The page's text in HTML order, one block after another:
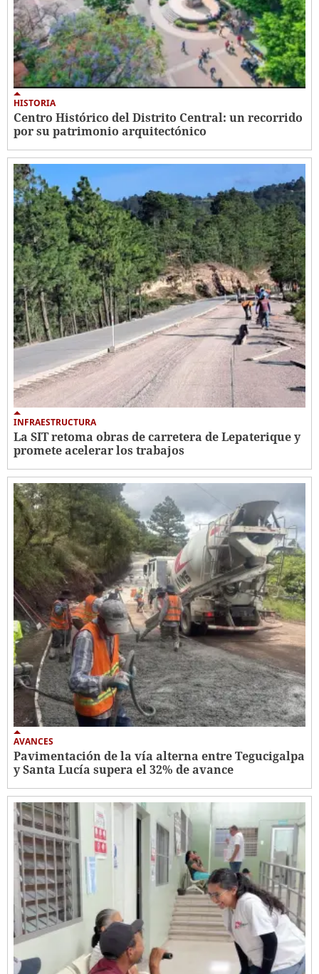
HISTORIA
Centro Histórico del Distrito Central: un recorrido
por su patrimonio arquitectónico
INFRAESTRUCTURA
La SIT retoma obras de carretera de Lepaterique y
promete acelerar los trabajos
AVANCES
Pavimentación de la vía alterna entre Tegucigalpa
y Santa Lucía supera el 32% de avance